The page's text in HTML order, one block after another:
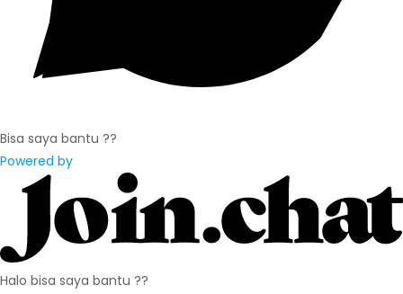
Bisa saya bantu ??
Powered by
Halo bisa saya bantu ??